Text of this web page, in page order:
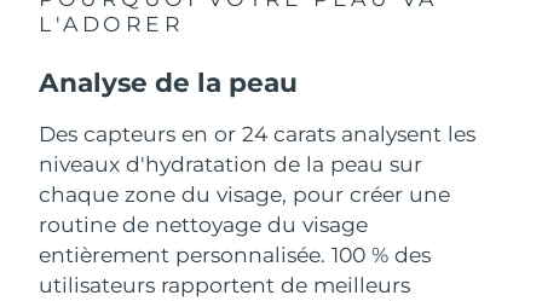
L'ADORER
Analyse de la peau
Des capteurs en or 24 carats analysent les
niveaux d'hydratation de la peau sur
chaque zone du visage, pour créer une
routine de nettoyage du visage
entièrement personnalisée. 100 % des
utilisateurs rapportent de meilleurs
Portugal Livraison estimée10/08/2026
Porto Rico Livraison estimée
Qatar Livraison estimée